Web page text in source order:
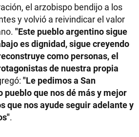
el arzobispo bendijo a los
y volvió a reivindicar el valor
"Este pueblo argentino sigue
es dignidad, sigue creyendo
como personas, el
de nuestra propia
"Le pedimos a San
pueblo que nos dé más y mejor
que nos ayude seguir adelante y
.